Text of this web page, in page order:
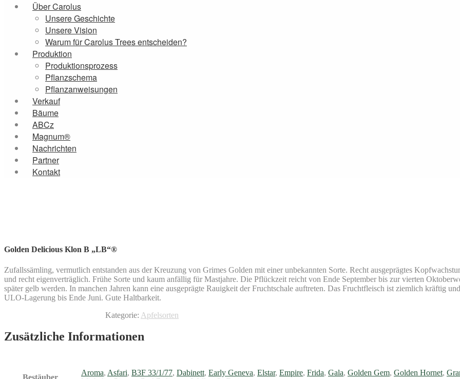
Über Carolus
Unsere Geschichte
Unsere Vision
Warum für Carolus Trees entscheiden?
Produktion
Produktionsprozess
Pflanzschema
Pflanzanweisungen
Verkauf
Bäume
ABCz
Magnum®
Nachrichten
Partner
Kontakt
Golden Delicious Klon B „LB“®
Zufallssämling, vermutlich entstanden aus der Kreuzung von Grimes Golden mit einer unbekannten Sorte. Recht ausgeprägtes
und recht eigenverträglich. Frühe Sorte und kaum anfällig für Mastjahre. Die Pflückzeit reicht von Ende September bis zur vierten
später gelb werden. In manchen Jahren kann eine ausgeprägte Rauigkeit der Fruchtschale auftreten. Das Fruchtfleisch ist ziemlich kräftig
ULO-Lagerung bis Ende Juni. Gute Haltbarkeit.
Kategorie: Apfelsorten
Zusätzliche Informationen
Aroma, Asfari, B3F 33/1/77, Dabinett, Early Geneva, Elstar, Empire, Frida, Gala, Golden Gem, Golden Hornet,